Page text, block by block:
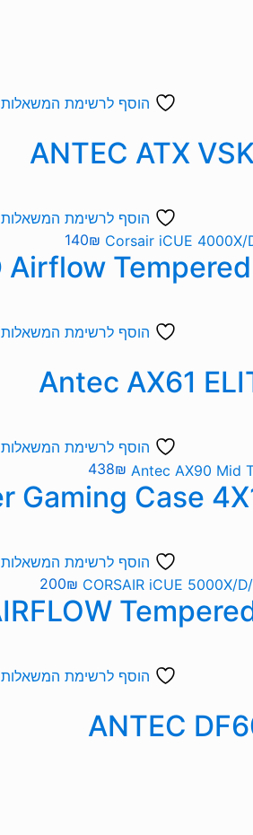
הוסף לרשימת המשאלות
הוסף לרשימת המשאלות
140₪
הוסף לרשימת המשאלות
הוסף לרשימת המשאלות
438₪
הוסף לרשימת המשאלות
200₪
הוסף לרשימת המשאלות